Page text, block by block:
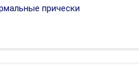
прически